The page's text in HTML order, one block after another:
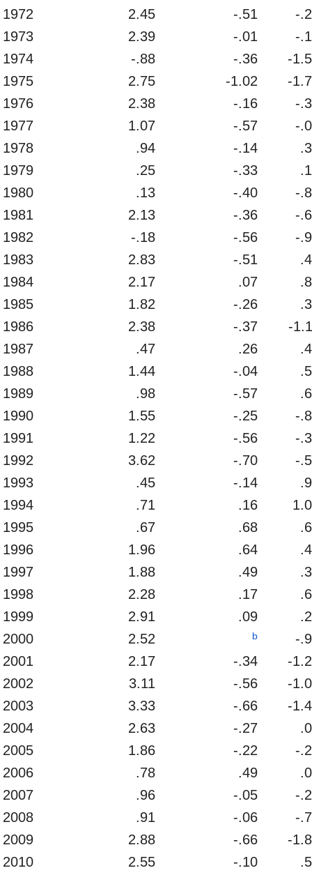
1972
2.45 -.51
-
1973
2.39 -.01
-
1974
-.88 -.36
-
1975
2.75 -1.02
-
1976
2.38 -.16
-
1977
1.07 -.57
-
1978
.94 -.14
1979
.25 -.33
1980
.13 -.40
-
1981
2.13 -.36
-
1982
-.18 -.56
-
1983
2.83 -.51
1984
2.17 .07
1985
1.82 -.26
1986
2.38 -.37
-
1987
.47 .26
1988
1.44 -.04
1989
.98 -.57
1990
1.55 -.25
-
1991
1.22 -.56
-
1992
3.62 -.70
-
1993
.45 -.14
1994
.71 .16
1995
.67 .68
1996
1.96 .64
1997
1.88 .49
1998
2.28 .17
1999
2.91 .09
2000
2.52 b
-
2001
2.17 -.34
-
2002
3.11 -.56
-
2003
3.33 -.66
-
2004
2.63 -.27
2005
1.86 -.22
-
2006
.78 .49
2007
.96 -.05
-
2008
.91 -.06
-
2009
2.88 -.66
-
2010
2.55 -.10